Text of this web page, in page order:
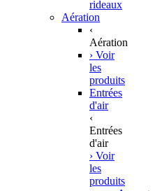
rideaux
Aération
‹
Aération
› Voir
les
produits
Entrées
d'air
‹
Entrées
d'air
› Voir
les
produits